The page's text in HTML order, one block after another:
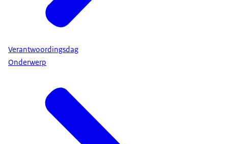
Verantwoordingsdag
Onderwerp